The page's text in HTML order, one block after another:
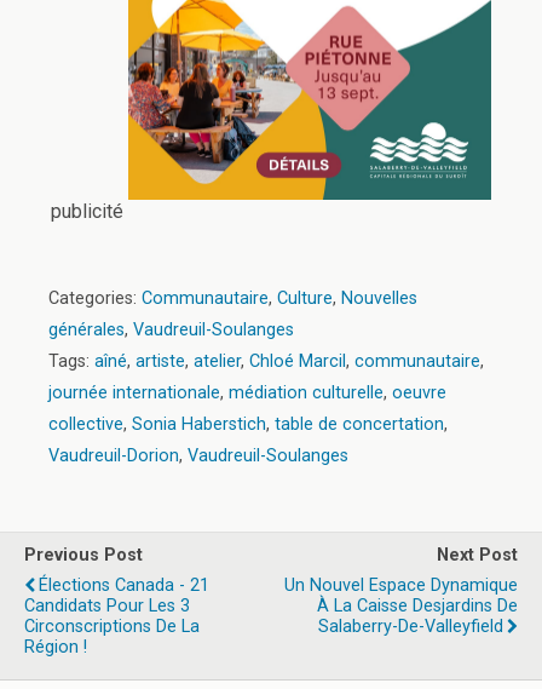
publicité
Categories: Communautaire, Culture, Nouvelles
générales, Vaudreuil-Soulanges
Tags: aîné, artiste, atelier, Chloé Marcil , communautaire,
journée internationale, médiation culturelle, oeuvre
collective, Sonia Haberstich, table de concertation,
Vaudreuil-Dorion, Vaudreuil-Soulanges
Previous Post
Élections Canada - 21
Candidats Pour Les 3
Circonscriptions De La
Région !
Next Post
Un Nouvel Espace Dynamique
À La Caisse Desjardins De
Salaberry-De-Valleyfield